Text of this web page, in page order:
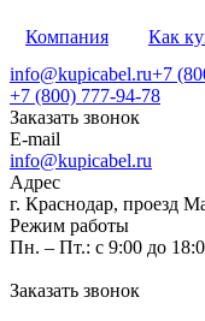
Компания Как
info@kupicabel.ru+7
+7 (800) 777-94-78
Заказать звонок
E-mail
info@kupicabel.ru
Адрес
г. Краснодар, проезд
Режим работы
Пн. – Пт.: с 9:00 до
Заказать звонок